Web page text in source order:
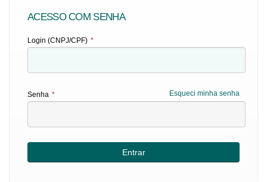
ACESSO COM SENHA
Login (CNPJ/CPF) *
Esqueci minha senha
Senha *